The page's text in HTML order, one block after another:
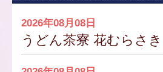
2026年08月08日
うどん茶寮 花むらさき